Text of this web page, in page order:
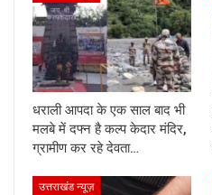
धराली आपदा के एक साल बाद भी
मलबे में दफ्न है कल्प केदार मंदिर,
ग्रामीण कर रहे देवता…
उत्तराखंड न्यूज़